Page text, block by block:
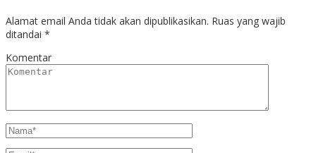
Alamat email Anda tidak akan dipublikasikan. Ruas yang wajib
ditandai *
Komentar